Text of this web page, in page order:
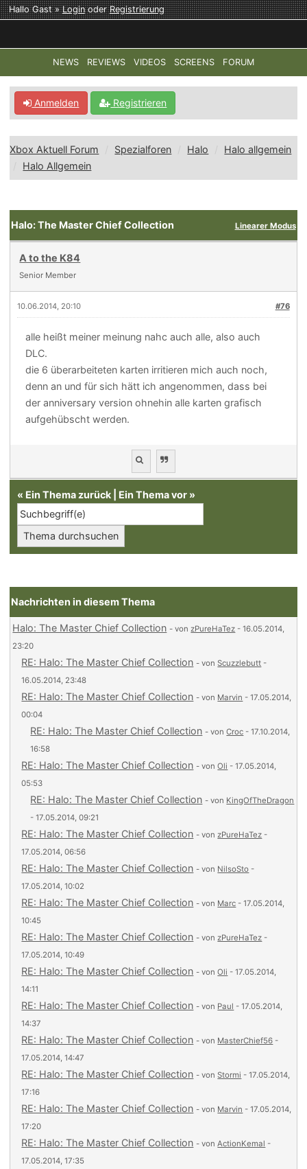
Hallo Gast »LoginoderRegistrierung
NEWS REVIEWS VIDEOS SCREENS FORUM
TOP-THEMEN: COD: MODERN WARFARE 4 HALO:
Anmelden Registrieren
Xbox Aktuell Forum Spezialforen Halo
Halo allgemein
Halo Allgemein
Linearer Modus
Halo: The Master Chief Collection
A to the K84
Senior Member
#76
10.06.2014, 20:10
alle heißt meiner meinung nahc auch alle, also auch
DLC.
die 6 überarbeiteten karten irritieren mich auch noch,
denn an und für sich hätt ich angenommen, dass bei
der anniversary version ohnehin alle karten grafisch
aufgehübscht werden.
« Ein Thema zurück Ein Thema vor »
Nachrichten in diesem Thema
Halo: The Master Chief Collection - vonzPureHaTez - 16.05.2014,
23:20
RE: Halo: The Master Chief Collection - vonScuzzlebutt -
16.05.2014, 23:48
RE: Halo: The Master Chief Collection - von Marvin - 17.05.2014,
00:04
RE: Halo: The Master Chief Collection - vonCroc - 17.10.2014,
16:58
RE: Halo: The Master Chief Collection - vonOli - 17.05.2014,
05:53
RE: Halo: The Master Chief Collection - von KingOfTheDragon
- 17.05.2014, 09:21
RE: Halo: The Master Chief Collection - vonzPureHaTez -
17.05.2014, 06:56
RE: Halo: The Master Chief Collection - von NilsoSto -
17.05.2014, 10:02
RE: Halo: The Master Chief Collection - von Marc - 17.05.2014,
10:45
RE: Halo: The Master Chief Collection - vonzPureHaTez -
17.05.2014, 10:49
RE: Halo: The Master Chief Collection - vonOli - 17.05.2014,
14:11
RE: Halo: The Master Chief Collection - von Paul - 17.05.2014,
14:37
RE: Halo: The Master Chief Collection - von MasterChief56 -
17.05.2014, 14:47
RE: Halo: The Master Chief Collection - vonStormi - 17.05.2014,
17:16
RE: Halo: The Master Chief Collection - von Marvin - 17.05.2014,
17:20
RE: Halo: The Master Chief Collection - vonActionKemal -
17.05.2014, 17:35